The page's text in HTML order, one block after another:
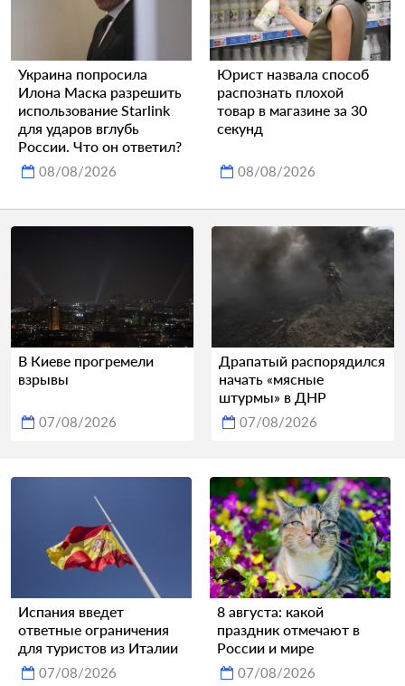
Украина попросила
Илона Маска разрешить
использование Starlink
для ударов вглубь
России. Что он ответил?
08/08/2026
Юрист назвала способ
распознать плохой
товар в магазине за 30
секунд
08/08/2026
В Киеве прогремели
взрывы
07/08/2026
Драпатый распорядился
начать «мясные
штурмы» в ДНР
07/08/2026
Испания введет
ответные ограничения
для туристов из Италии
07/08/2026
8 августа: какой
праздник отмечают в
России и мире
07/08/2026